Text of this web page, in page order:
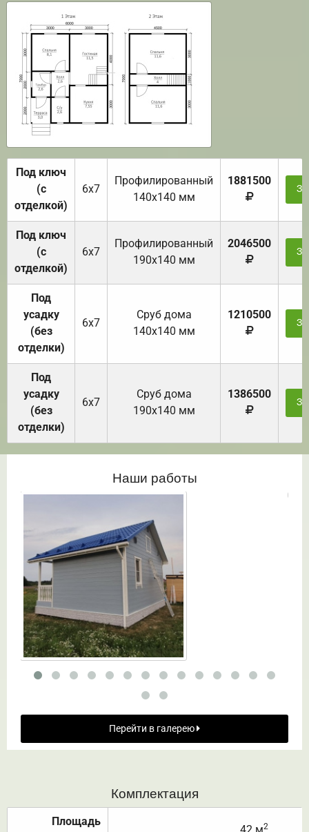
Под ключ
(с
отделкой)
6х7
Профилированный
140х140 мм
1881500
Под ключ
(с
отделкой)
6х7
Профилированный
190х140 мм
2046500
Под
усадку
(без
отделки)
6х7
Cруб дома
140х140 мм
1210500
Под
усадку
(без
отделки)
6х7
Cруб дома
190х140 мм
1386500
Наши работы
Перейти в галерею
Комплектация
Площадь
2